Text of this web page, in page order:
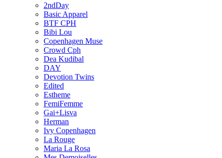
2ndDay
Basic Apparel
BTF CPH
Bibi Lou
Copenhagen Muse
Crowd Cph
Dea Kudibal
DAY
Devotion Twins
Edited
Estheme
FemiFemme
Gai+Lisva
Herman
Ivy Copenhagen
La Rouge
Maria La Rosa